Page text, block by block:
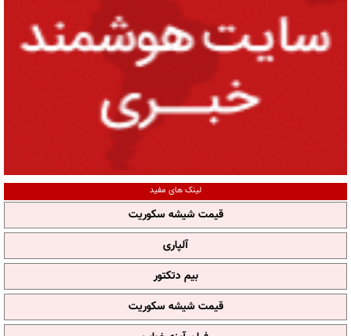
لینک های مفید
قیمت شیشه سکوریت
آلپاری
بیم دتکتور
قیمت شیشه سکوریت